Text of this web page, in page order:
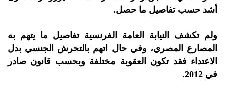
أشد حسب تفاصيل ما حصل.
ولم تكشف النيابة العامة الفرنسية تفاصيل ما يتهم به
المصارع المصري، وفي حال اتهم بالتحرش الجنسي بدل
الاعتداء فقد تكون العقوبة مختلفة وبحسب قانون صادر
في 2012.